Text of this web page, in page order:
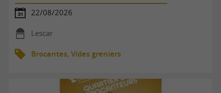
22/08/2026
Lescar
Brocantes, Vides greniers